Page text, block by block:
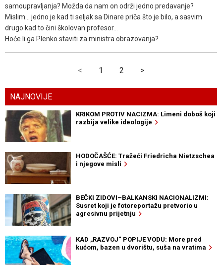
samoupravljanja? Možda da nam on održi jedno predavanje?
Mislim... jedno je kad ti seljak sa Dinare priča što je bilo, a sasvim
drugo kad to čini školovan profesor...
Hoće li ga Plenko staviti za ministra obrazovanja?
< 1 2 >
NAJNOVIJE
KRIKOM PROTIV NACIZMA: Limeni doboš koji
razbija velike ideologije
HODOČAŠĆE: Tražeći Friedricha Nietzschea
i njegove misli
BEČKI ZIDOVI–BALKANSKI NACIONALIZMI:
Susret koji je fotoreportažu pretvorio u
agresivnu prijetnju
KAD „RAZVOJ“ POPIJE VODU: More pred
kućom, bazen u dvorištu, suša na vratima